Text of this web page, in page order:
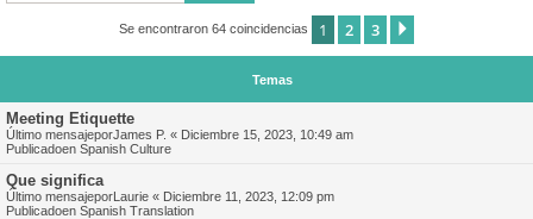
Se encontraron 64 coincidencias 1 2 3
Temas
Meeting Etiquette
Último mensajeporJames P. « Diciembre 15, 2023, 10:49 am
Publicadoen Spanish Culture
Que significa
Último mensajeporLaurie « Diciembre 11, 2023, 12:09 pm
Publicadoen Spanish Translation